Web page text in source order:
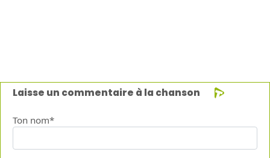
Laisse un commentaire à la chanson
Ton nom*